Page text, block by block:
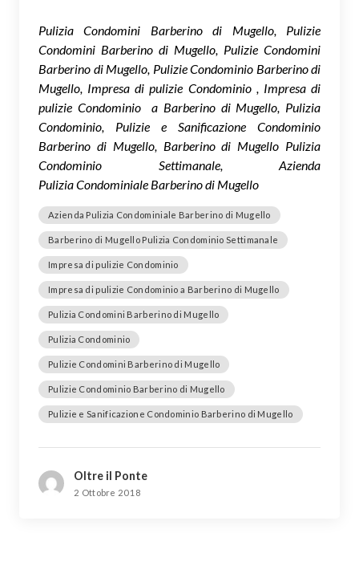
Pulizia Condomini Barberino di Mugello, Pulizie
Condomini Barberino di Mugello, Pulizie Condomini
Barberino di Mugello, Pulizie Condominio Barberino di
Mugello, Impresa di pulizie Condominio , Impresa di
pulizie Condominio a Barberino di Mugello, Pulizia
Condominio, Pulizie e Sanificazione Condominio
Barberino di Mugello, Barberino di Mugello Pulizia
Condominio Settimanale, Azienda
Pulizia Condominiale Barberino di Mugello
Azienda Pulizia Condominiale Barberino di Mugello
Barberino di Mugello Pulizia Condominio Settimanale
Impresa di pulizie Condominio
Impresa di pulizie Condominio a Barberino di Mugello
Pulizia Condomini Barberino di Mugello
Pulizia Condominio
Pulizie Condomini Barberino di Mugello
Pulizie Condominio Barberino di Mugello
Pulizie e Sanificazione Condominio Barberino di Mugello
Oltre il Ponte
2 Ottobre 2018